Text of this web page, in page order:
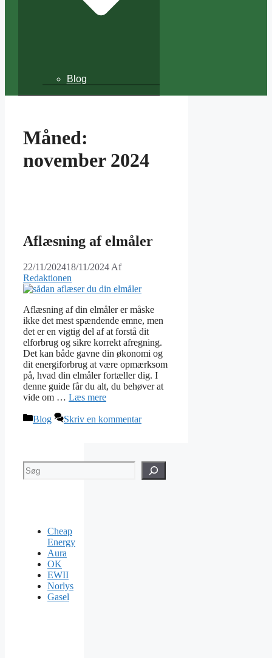
Blog
Måned:
november 2024
Aflæsning af elmåler
22/11/202418/11/2024 Af
Redaktionen
Aflæsning af din elmåler er måske
ikke det mest spændende emne, men
det er en vigtig del af at forstå dit
elforbrug og sikre korrekt afregning.
Det kan både gavne din økonomi og
dit energiforbrug at være opmærksom
på, hvad din elmåler fortæller dig. I
denne guide får du alt, du behøver at
vide om … Læs mere
Kategorier
Blog Skriv en kommentar
Søg
Cheap
Energy
Aura
OK
EWII
Norlys
Gasel